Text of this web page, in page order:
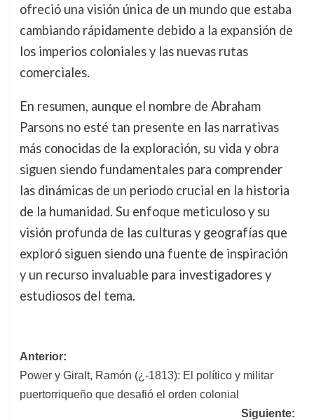
ofreció una visión única de un mundo que estaba
cambiando rápidamente debido a la expansión de
los imperios coloniales y las nuevas rutas
comerciales.
En resumen, aunque el nombre de Abraham
Parsons no esté tan presente en las narrativas
más conocidas de la exploración, su vida y obra
siguen siendo fundamentales para comprender
las dinámicas de un periodo crucial en la historia
de la humanidad. Su enfoque meticuloso y su
visión profunda de las culturas y geografías que
exploró siguen siendo una fuente de inspiración
y un recurso invaluable para investigadores y
estudiosos del tema.
Navegación
de
entradas
Anterior:
Power y Giralt, Ramón (¿-1813): El político y militar
puertorriqueño que desafió el orden colonial
Siguiente: